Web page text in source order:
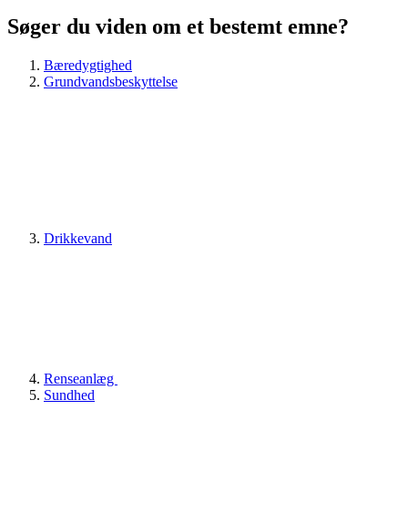
Søger du viden om et bestemt emne?
Bæredygtighed
Grundvandsbeskyttelse
Drikkevand
Renseanlæg
Sundhed